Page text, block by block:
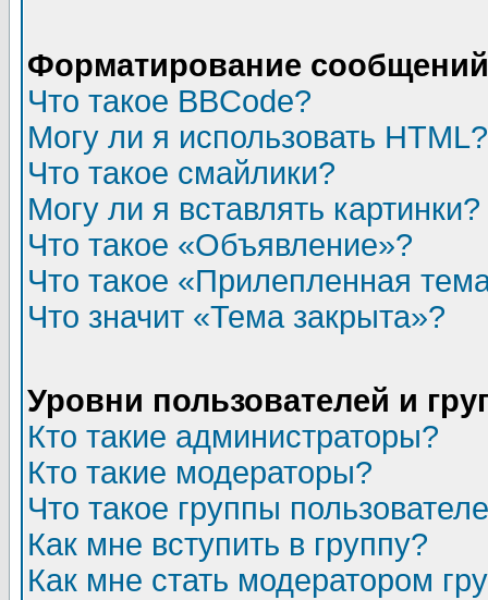
Форматирование
Что такое BBCode?
Могу ли я использовать HTML?
Что такое смайлики?
Могу ли я вставлять картинки?
Что такое «Объявление»?
Что такое «Прилепленная
Что значит «Тема закрыта»?
Уровни пользователей и
Кто такие администраторы?
Кто такие модераторы?
Что такое группы
Как мне вступить в группу?
Как мне стать модератором